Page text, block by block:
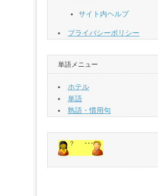
サイト内ヘルプ
プライバシーポリシー
単語メニュー
ホテル
単語
熟語・慣用句